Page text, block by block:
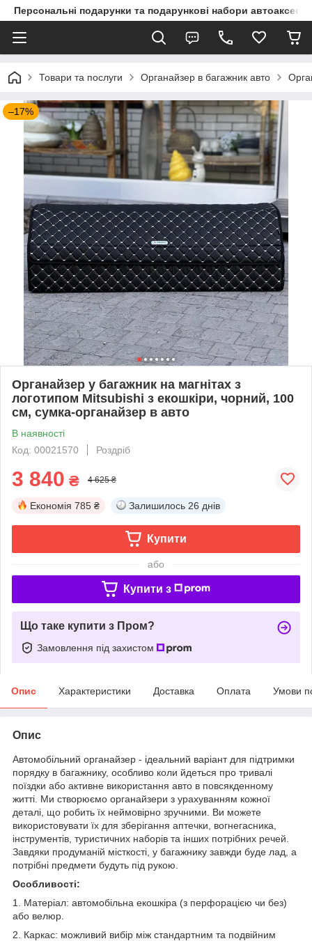
Персональні подарунки та подарункові набори
Товари та послуги Органайзер в багажник авто
–17%
Органайзер у багажник на магнітах з
логотипом Mitsubishi з екошкіри, чорний, 100
см, сумка-органайзер в авто
В наявності
Код: 00021570
Роздріб
3 840 ₴ 4 625 ₴
Економія 785 ₴ Залишилось 26 днів
Купити
або
Купити з
Що таке купити з Пром?
Замовлення під захистом
Опис Характеристики Доставка Оплата Умови
Опис
Автомобільний органайзер - ідеальний варіант для підтримки
порядку в багажнику, особливо коли йдеться про тривалі
поїздки або активне використання авто в повсякденному
житті. Ми створюємо органайзери з урахуванням кожної
деталі, що робить їх неймовірно зручними. Ви можете
використовувати їх для зберігання аптечки, вогнегасника,
інструментів, туристичних наборів та інших потрібних речей.
Завдяки продуманій місткості, у багажнику завжди буде лад, а
потрібні предмети будуть під рукою.
Особливості:
1. Матеріал: автомобільна екошкіра (з перфорацією чи без)
або велюр.
2. Каркас: можливий вибір між стандартним та подвійним